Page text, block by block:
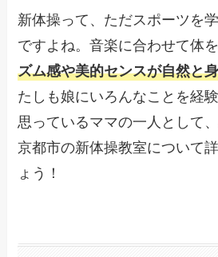
新体操って、ただスポーツを
ですよね。音楽に合わせて体
ズム感や美的センスが自然と
たしも娘にいろんなことを経
思っているママの一人として
京都市の新体操教室について
ょう！